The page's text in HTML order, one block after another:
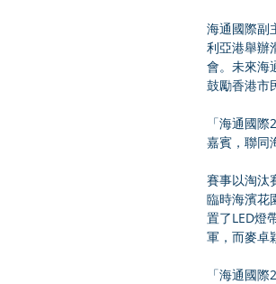
海通國際副
利亞港舉辦
會。未來海
鼓勵香港市
「海通國
嘉賓，聯同
賽事以淘汰
臨時海濱花
置了LED燈
軍，而麥卓
「海通國